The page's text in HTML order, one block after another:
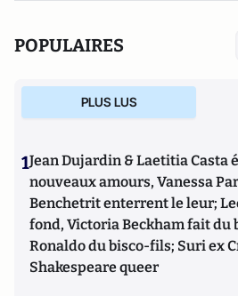
POPULAIRES
PLUS LUS
1Jean Dujardin & Laetitia Casta
nouveaux amours, Vanessa
Benchetrit enterrent le leur;
fond, Victoria Beckham fait du
Ronaldo du bisco-fils; Suri ex
Shakespeare queer